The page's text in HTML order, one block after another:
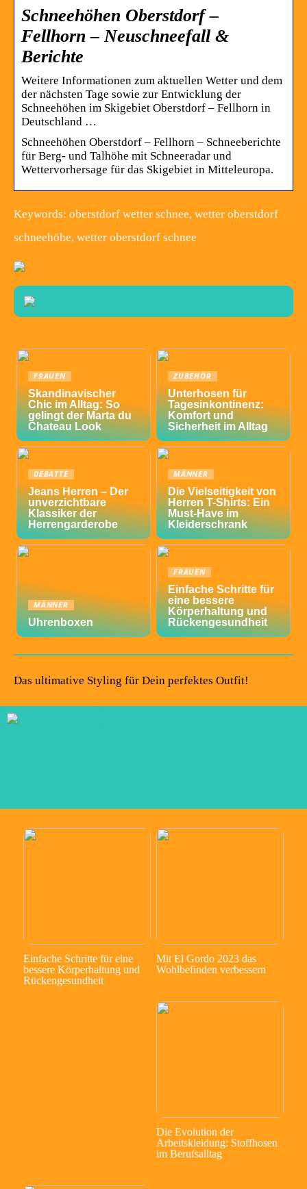
Schneehöhen Oberstdorf –
Fellhorn – Neuschneefall &
Berichte
Weitere Informationen zum aktuellen Wetter und dem
der nächsten Tage sowie zur Entwicklung der
Schneehöhen im Skigebiet Oberstdorf – Fellhorn in
Deutschland …
Schneehöhen Oberstdorf – Fellhorn – Schneeberichte
für Berg- und Talhöhe mit Schneeradar und
Wettervorhersage für das Skigebiet in Mitteleuropa.
Keywords: oberstdorf wetter schnee, wetter oberstdorf
schneehöhe, wetter oberstdorf schnee
FRAUEN
Skandinavischer
Chic im Alltag: So
gelingt der Marta du
Chateau Look
ZUBEHÖR
Unterhosen für
Tagesinkontinenz:
Komfort und
Sicherheit im Alltag
DEBATTE
Jeans Herren – Der
unverzichtbare
Klassiker der
Herrengarderobe
MÄNNER
Die Vielseitigkeit von
Herren T-Shirts: Ein
Must-Have im
Kleiderschrank
MÄNNER
Uhrenboxen
FRAUEN
Einfache Schritte für
eine bessere
Körperhaltung und
Rückengesundheit
Das ultimative Styling für Dein perfektes Outfit!
Einfache Schritte für eine
bessere Körperhaltung und
Rückengesundheit
Mit El Gordo 2023 das
Wohlbefinden verbessern
Die Evolution der
Arbeitskleidung: Stoffhosen
im Berufsalltag